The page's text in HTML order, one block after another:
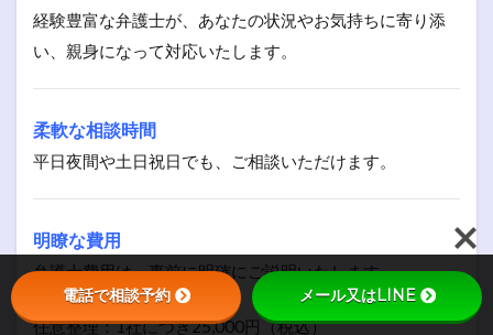
経験豊富な弁護士が、あなたの状況やお気持ちに寄り添
い、親身になって対応いたします。
柔軟な相談時間
平日夜間や土日祝日でも、ご相談いただけます。
明瞭な費用
弁護士費用は、事前に明確にご説明いたします。
任意整理：1社につき25,000円（税込）
電話で相談予約 メール又はLINE